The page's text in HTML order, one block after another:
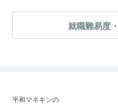
就職難易度
平和マネキンの